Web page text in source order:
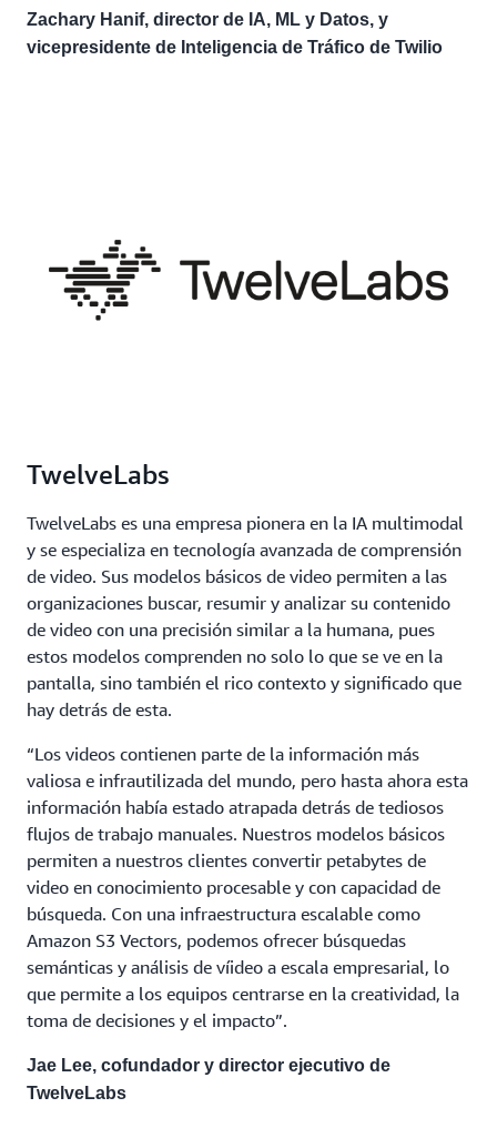
Zachary Hanif, director de IA, ML y Datos, y
vicepresidente de Inteligencia de Tráfico de Twilio
TwelveLabs
TwelveLabs es una empresa pionera en la IA multimodal
y se especializa en tecnología avanzada de comprensión
de video. Sus modelos básicos de video permiten a las
organizaciones buscar, resumir y analizar su contenido
de video con una precisión similar a la humana, pues
estos modelos comprenden no solo lo que se ve en la
pantalla, sino también el rico contexto y significado que
hay detrás de esta.
“Los videos contienen parte de la información más
valiosa e infrautilizada del mundo, pero hasta ahora esta
información había estado atrapada detrás de tediosos
flujos de trabajo manuales. Nuestros modelos básicos
permiten a nuestros clientes convertir petabytes de
video en conocimiento procesable y con capacidad de
búsqueda. Con una infraestructura escalable como
Amazon S3 Vectors, podemos ofrecer búsquedas
semánticas y análisis de víideo a escala empresarial, lo
que permite a los equipos centrarse en la creatividad, la
toma de decisiones y el impacto”.
Jae Lee, cofundador y director ejecutivo de
TwelveLabs